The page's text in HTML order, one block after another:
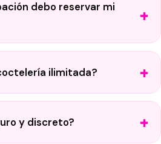
debo reservar mi
ilimitada?
y discreto?